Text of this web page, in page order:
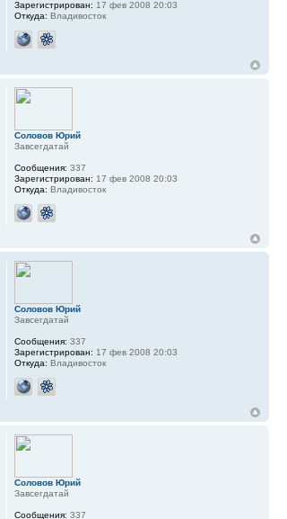
Зарегистрирован: 17 фев 2008 20:03
Откуда: Владивосток
Соловов Юрий
Завсегдатай
Сообщения: 337
Зарегистрирован: 17 фев 2008 20:03
Откуда: Владивосток
Соловов Юрий
Завсегдатай
Сообщения: 337
Зарегистрирован: 17 фев 2008 20:03
Откуда: Владивосток
Соловов Юрий
Завсегдатай
Сообщения: 337